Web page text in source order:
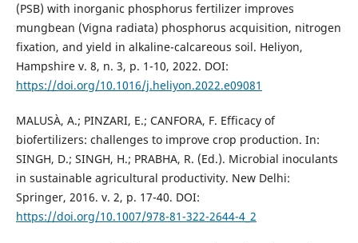
(PSB) with inorganic phosphorus fertilizer improves
mungbean (Vigna radiata) phosphorus acquisition, nitrogen
fixation, and yield in alkaline-calcareous soil. Heliyon,
Hampshire v. 8, n. 3, p. 1-10, 2022. DOI:
https://doi.org/10.1016/j.heliyon.2022.e09081
MALUSÀ, A.; PINZARI, E.; CANFORA, F. Efficacy of
biofertilizers: challenges to improve crop production. In:
SINGH, D.; SINGH, H.; PRABHA, R. (Ed.). Microbial inoculants
in sustainable agricultural productivity. New Delhi:
Springer, 2016. v. 2, p. 17-40. DOI:
https://doi.org/10.1007/978-81-322-2644-4_2